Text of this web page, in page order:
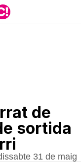
de
sortida
31 de maig